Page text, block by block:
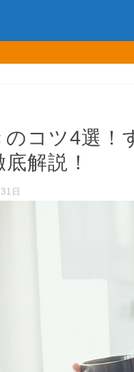
のコツ4選！
底解説！
日